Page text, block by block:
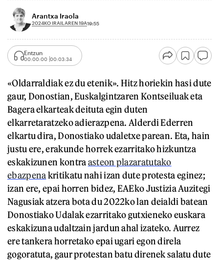
Arantxa Iraola
2024KO IRAILAREN 19A19:55
Entzun
00:00:00 00:03:34
«Oldarraldiak ez du etenik». Hitz horiekin hasi dute
gaur, Donostian, Euskalgintzaren Kontseiluak eta
Bagera elkarteak deituta egin duten
elkarretaratzeko adierazpena. Alderdi Ederren
elkartu dira, Donostiako udaletxe parean. Eta, hain
justu ere, erakunde horrek ezarritako hizkuntza
eskakizunen kontraasteon plazaratutako
ebazpenakritikatu nahi izan dute protesta eginez;
izan ere, epai horren bidez, EAEko Justizia Auzitegi
Nagusiak atzera bota du 2022ko lan deialdi batean
Donostiako Udalak ezarritako gutxieneko euskara
eskakizuna udaltzain jardun ahal izateko. Aurrez
ere tankera horretako epai ugari egon direla
gogoratuta, gaur protestan batu direnek salatu dute